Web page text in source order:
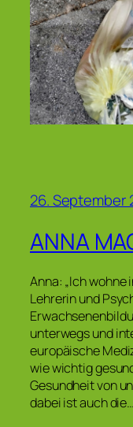
26. September
ANNA
Anna: „Ich wohne
Lehrerin und
unterwegs und
europäische
wie wichtig
Gesundheit von
dabei ist auch die…